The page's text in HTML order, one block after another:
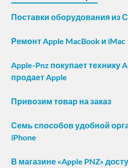
Поставки оборудования из
Ремонт Apple MacBook и iMac
Apple-Pnz покупает технику
продает Apple
Привозим товар на заказ
Семь способов удобной
iPhone
В магазине «Apple PNZ»